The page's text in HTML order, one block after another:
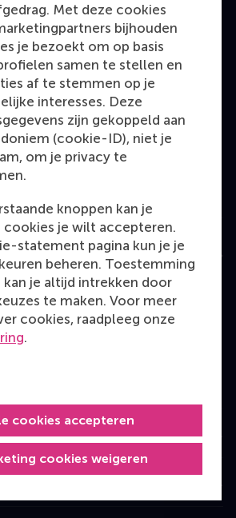
Met deze cookies
bijhouden
je bezoekt om op basis
samen te stellen en
af te stemmen op je
interesses. Deze
zijn gekoppeld aan
(cookie-ID), niet je
om je privacy te
knoppen kan je
cookies je wilt accepteren.
statement pagina kun je je
beheren. Toestemming
je altijd intrekken door
te maken. Voor meer
cookies, raadpleeg onze
.
cookies weigeren
cookies accepteren